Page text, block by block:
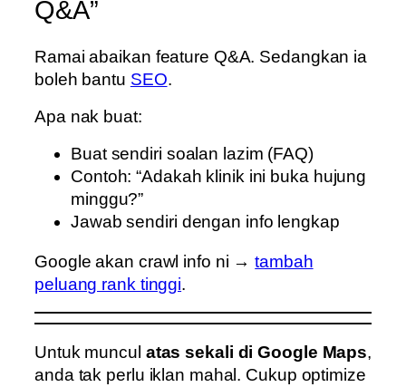
Q&A”
Ramai abaikan feature Q&A. Sedangkan ia
boleh bantu SEO.
Apa nak buat:
Buat sendiri soalan lazim (FAQ)
Contoh: “Adakah klinik ini buka hujung
minggu?”
Jawab sendiri dengan info lengkap
Google akan crawl info ni →tambah
peluang rank tinggi.
Untuk muncul atas sekali di Google Maps,
anda tak perlu iklan mahal. Cukup optimize